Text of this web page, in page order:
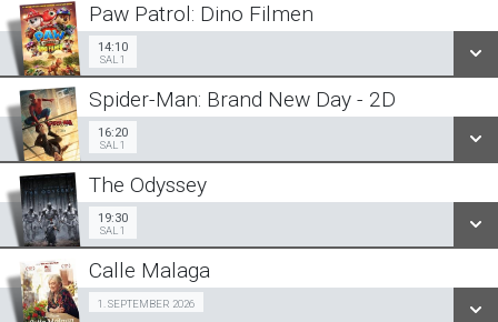
SE ALLE DAGE
LÆS MERE
Paw Patrol: Dino Filmen
14:10
SAL 1
Sal 1
SE ALLE DAGE
LÆS MERE
Spider-Man: Brand New Day - 2D
16:20
SAL 1
Sal 1
SE ALLE DAGE
LÆS MERE
The Odyssey
19:30
SAL 1
Sal 1
SE ALLE DAGE
Calle Malaga
1. SEPTEMBER 2026SeniorBio 01/09